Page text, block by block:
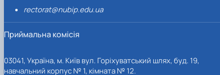
rectorat@nubip.edu.ua
Приймальна комісія
03041, Україна, м. Київ вул. Горіхуватський шлях, буд. 19,
навчальний корпус № 1, кімната № 12.